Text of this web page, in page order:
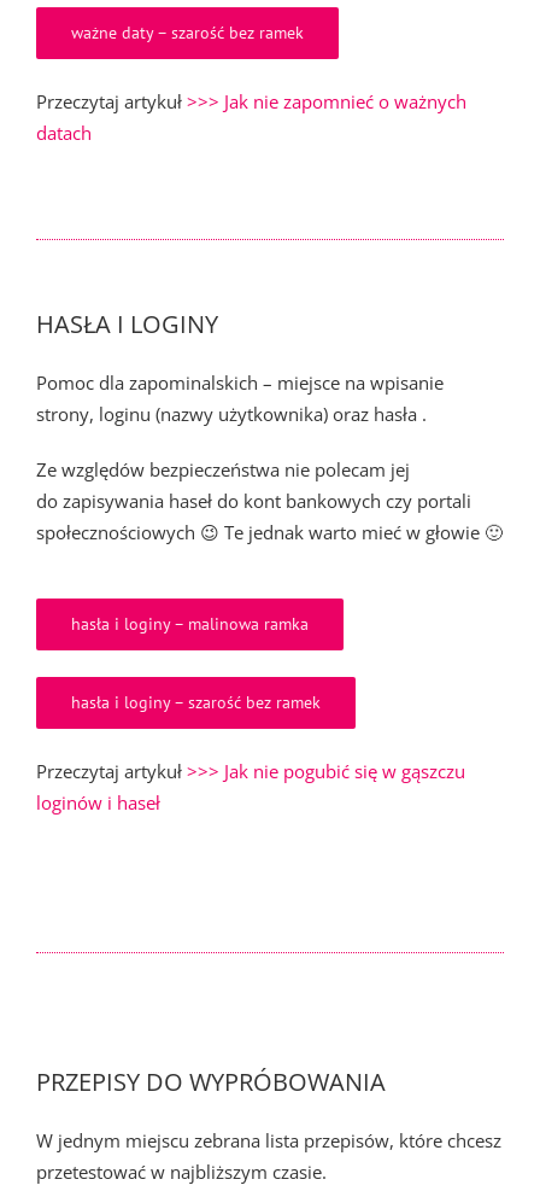
ważne daty – szarość bez ramek
Przeczytaj artykuł >>> Jak nie zapomnieć o ważnych
datach
HASŁA I LOGINY
Pomoc dla zapominalskich – miejsce na wpisanie
strony, loginu (nazwy użytkownika) oraz hasła .
Ze względów bezpieczeństwa nie polecam jej
do zapisywania haseł do kont bankowych czy portali
społecznościowych 😉 Te jednak warto mieć w głowie 🙂
hasła i loginy – malinowa ramka
hasła i loginy – szarość bez ramek
Przeczytaj artykuł >>> Jak nie pogubić się w gąszczu
loginów i haseł
PRZEPISY DO WYPRÓBOWANIA
W jednym miejscu zebrana lista przepisów, które chcesz
przetestować w najbliższym czasie.